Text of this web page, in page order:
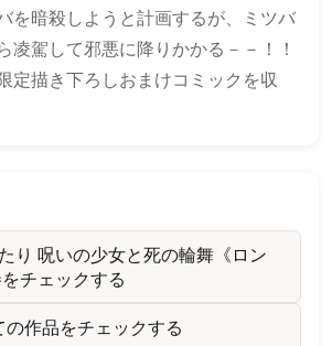
を暗殺しようと計画するが、ミツバ
凌駕して邪悪に降りかかる－－！！
定描き下ろしおまけコミックを収
り 呪いの少女と死の輪舞《ロン
チェックする
作品をチェックする